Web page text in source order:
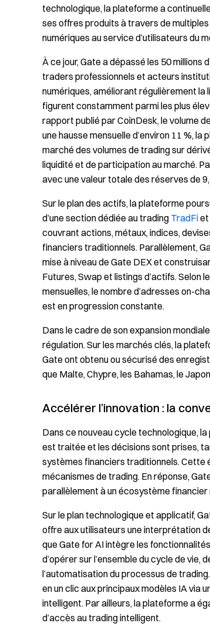
technologique, la plateforme a
ses offres produits à travers de
numériques au service d’utilisateurs du
À ce jour, Gate a dépassé les 50 millions
traders professionnels et acteurs
numériques, améliorant régulièrement
figurent constamment parmi les plus
rapport publié par CoinDesk, le volume
une hausse mensuelle d’environ 11 %,
marché des volumes de trading sur
liquidité et de participation au marché.
avec une valeur totale des réserves de
Sur le plan des actifs, la plateforme
d’une section dédiée au trading TradFiet
couvrant actions, métaux, indices,
financiers traditionnels. Parallèlement,
mise à niveau de Gate DEX et
Futures, Swap et listings d’actifs. Selon
mensuelles, le nombre d’adresses on-
est en progression constante.
Dans le cadre de son expansion
régulation. Sur les marchés clés, la
Gate ont obtenu ou sécurisé des
que Malte, Chypre, les Bahamas, le
Accélérer l’innovation : la
Dans ce nouveau cycle technologique,
est traitée et les décisions sont prises,
systèmes financiers traditionnels. Cette
mécanismes de trading. En réponse,
parallèlement à un écosystème
Sur le plan technologique et applicatif,
offre aux utilisateurs une interprétation
que Gate for AI intègre les
d’opérer sur l’ensemble du cycle de vie,
l’automatisation du processus de
en un clic aux principaux modèles IA via
intelligent. Par ailleurs, la plateforme a
d’accès au trading intelligent.